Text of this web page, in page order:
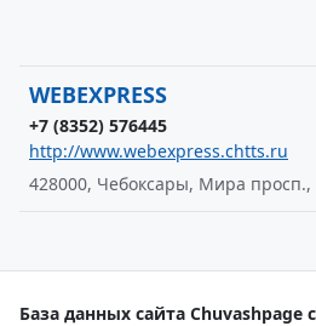
WEBEXPRESS
+7 (8352) 576445
http://www.webexpress.chtts.ru
428000, Чебоксары, Мира просп.,
База данных сайта Chuvashpage